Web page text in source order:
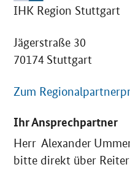
IHK Region Stuttgart
Jägerstraße 30
70174 Stuttgart
Zum
Ihr Ansprechpartner
Herr Alexander
bitte direkt über